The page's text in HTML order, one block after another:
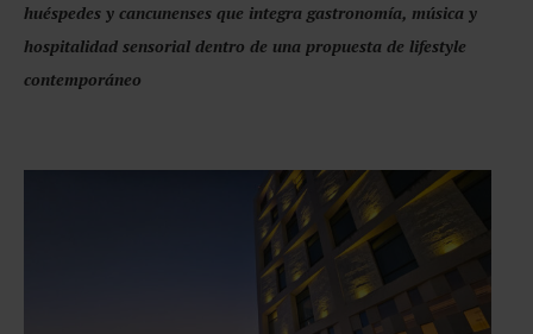
huéspedes y cancunenses que integra gastronomía, música y
hospitalidad sensorial dentro de una propuesta de lifestyle
contemporáneo